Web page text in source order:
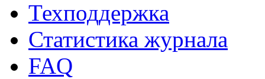
Техподдержка
Статистика журнала
FAQ